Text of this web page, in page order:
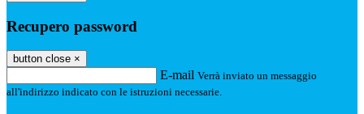
Recupero password
button close ×
E-mail Verrà inviato un messaggio
all'indirizzo indicato con le istruzioni necessarie.